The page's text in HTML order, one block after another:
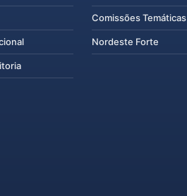
Comissões Temáticas
Nordeste Forte